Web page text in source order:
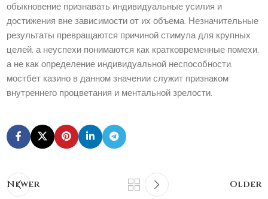
обыкновение признавать индивидуальные усилия и
достижения вне зависимости от их объема. Незначительные
результаты превращаются причиной стимула для крупных
целей, а неуспехи понимаются как кратковременные помехи,
а не как определение индивидуальной неспособности.
мостбет казино в данном значении служит признаком
внутреннего процветания и ментальной зрелости.
Newer Older